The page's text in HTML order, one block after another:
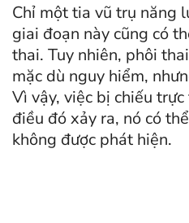
Chỉ một tia vũ trụ năng
giai đoạn này cũng có
thai. Tuy nhiên, phôi
mặc dù nguy hiểm,
Vì vậy, việc bị chiếu
điều đó xảy ra, nó có
không được phát hiện.